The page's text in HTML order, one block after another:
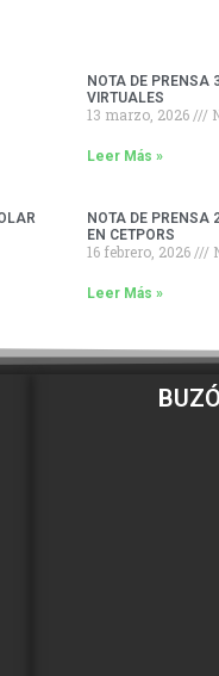
NOTA DE PRENSA
VIRTUALES
13 marzo, 2026
Leer Más »
NOTA DE PRENSA
EN CETPORS
16 febrero, 2026
Leer Más »